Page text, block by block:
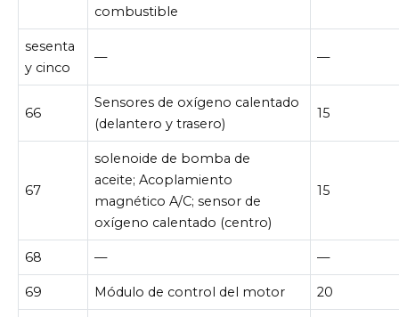
combustible
sesenta
y cinco
— —
66
Sensores de oxígeno calentado
(delantero y trasero)
15
67
solenoide de bomba de
aceite; Acoplamiento
magnético A/C; sensor de
oxígeno calentado (centro)
15
68 — —
69 Módulo de control del motor 20